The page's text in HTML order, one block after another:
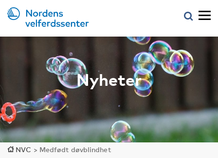
Nyheter
NVC > Medfødt døvblindhet